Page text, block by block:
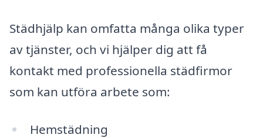
Städhjälp kan omfatta många olika typer
av tjänster, och vi hjälper dig att få
kontakt med professionella städfirmor
som kan utföra arbete som:
Hemstädning